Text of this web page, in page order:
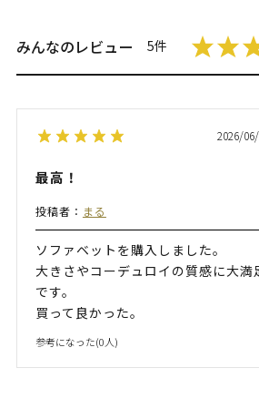
みんなのレビュー 5件
2026/
最高！
投稿者： まる
ソファベットを購入しました。
大きさやコーデュロイの質感に大満
です。
買って良かった。
参考になった(0人)